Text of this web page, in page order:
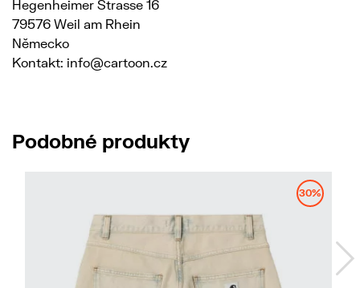
Hegenheimer Strasse 16
79576 Weil am Rhein
Německo
Kontakt: info@cartoon.cz
Podobné produkty
30%